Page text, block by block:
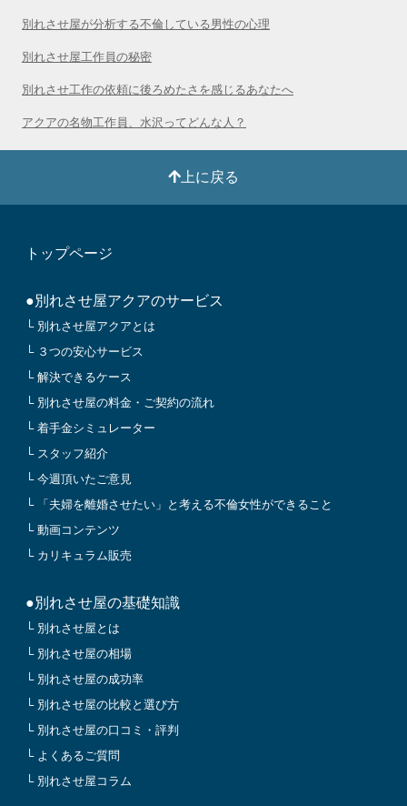
別れさせ屋が分析する不倫している男性の心理
別れさせ屋工作員の秘密
別れさせ工作の依頼に後ろめたさを感じるあなたへ
アクアの名物工作員、水沢ってどんな人？
上に戻る
トップページ
●別れさせ屋アクアのサービス
└ 別れさせ屋アクアとは
└ ３つの安心サービス
└ 解決できるケース
└ 別れさせ屋の料金・ご契約の流れ
└ 着手金シミュレーター
└ スタッフ紹介
└ 今週頂いたご意見
└ 「夫婦を離婚させたい」と考える不倫女性ができること
└ 動画コンテンツ
└ カリキュラム販売
●別れさせ屋の基礎知識
└ 別れさせ屋とは
└ 別れさせ屋の相場
└ 別れさせ屋の成功率
└ 別れさせ屋の比較と選び方
└ 別れさせ屋の口コミ・評判
└ よくあるご質問
└ 別れさせ屋コラム